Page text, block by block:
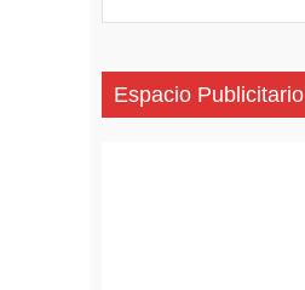
Espacio Publicitario